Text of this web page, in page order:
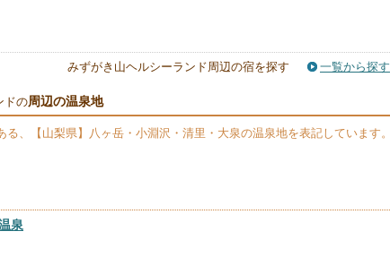
みずがき山ヘルシーランド周辺の宿を探す 一覧から探す
ドの周辺の温泉地
る、【山梨県】八ヶ岳・小淵沢・清里・大泉の温泉地を表記しています。
泉